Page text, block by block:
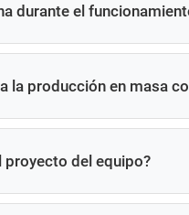
durante el
funcionamiento estable
la producción en masa
de gran volumen y
proyecto del equipo?
proyecto y videos de